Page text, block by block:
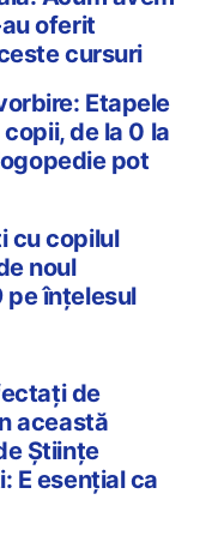
oferit
cursuri
Etapele
de la 0 la
pot
cu copilul
noul
pe înțelesul
de
această
Științe
E esențial ca